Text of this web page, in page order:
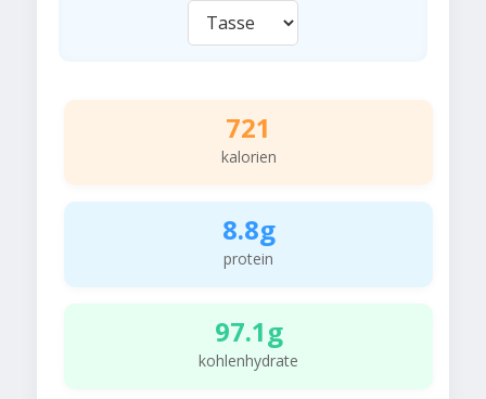
721
kalorien
8.8g
protein
97.1g
kohlenhydrate